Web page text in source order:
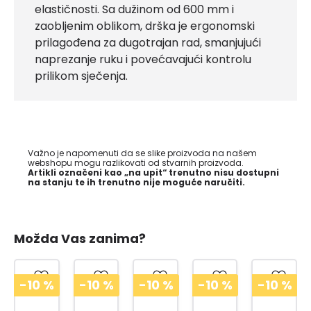
elastičnosti. Sa dužinom od 600 mm i
zaobljenim oblikom, drška je ergonomski
prilagođena za dugotrajan rad, smanjujući
naprezanje ruku i povećavajući kontrolu
prilikom sječenja.
Važno je napomenuti da se slike proizvoda na našem
webshopu mogu razlikovati od stvarnih proizvoda.
Artikli označeni kao „na upit“ trenutno nisu dostupni
na stanju te ih trenutno nije moguće naručiti.
Možda Vas zanima?
-10 -10 -10 -10 -10